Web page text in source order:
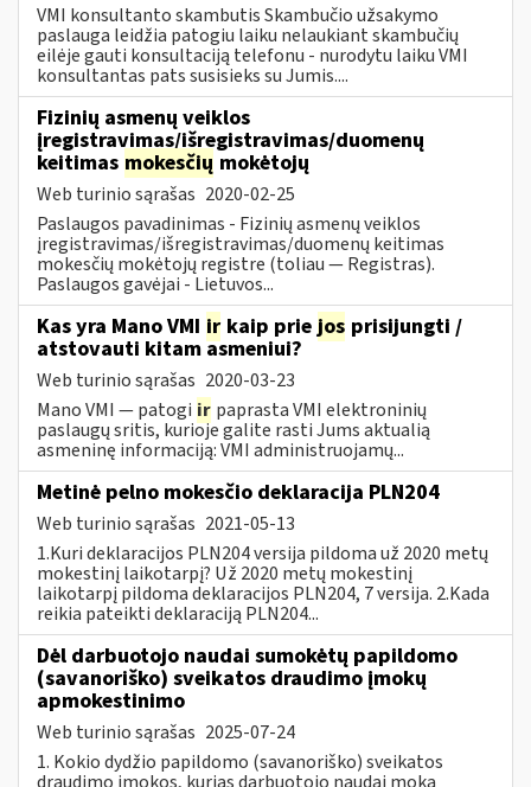
VMI konsultanto skambutis Skambučio užsakymo
paslauga leidžia patogiu laiku nelaukiant skambučių
eilėje gauti konsultaciją telefonu - nurodytu laiku VMI
konsultantas pats susisieks su Jumis....
Fizinių asmenų veiklos
įregistravimas/išregistravimas/duomenų
keitimas mokesčių mokėtojų
Web turinio sąrašas 2020-02-25
Paslaugos pavadinimas - Fizinių asmenų veiklos
įregistravimas/išregistravimas/duomenų keitimas
mokesčių mokėtojų registre (toliau — Registras).
Paslaugos gavėjai - Lietuvos...
Kas yra Mano VMI ir kaip prie jos prisijungti /
atstovauti kitam asmeniui?
Web turinio sąrašas 2020-03-23
Mano VMI — patogi ir paprasta VMI elektroninių
paslaugų sritis, kurioje galite rasti Jums aktualią
asmeninę informaciją: VMI administruojamų...
Metinė pelno mokesčio deklaracija PLN204
Web turinio sąrašas 2021-05-13
1.Kuri deklaracijos PLN204 versija pildoma už 2020 metų
mokestinį laikotarpį? Už 2020 metų mokestinį
laikotarpį pildoma deklaracijos PLN204, 7 versija. 2.Kada
reikia pateikti deklaraciją PLN204...
Dėl darbuotojo naudai sumokėtų papildomo
(savanoriško) sveikatos draudimo įmokų
apmokestinimo
Web turinio sąrašas 2025-07-24
1. Kokio dydžio papildomo (savanoriško) sveikatos
draudimo įmokos, kurias darbuotojo naudai moka